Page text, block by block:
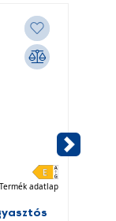
Termék adatlap